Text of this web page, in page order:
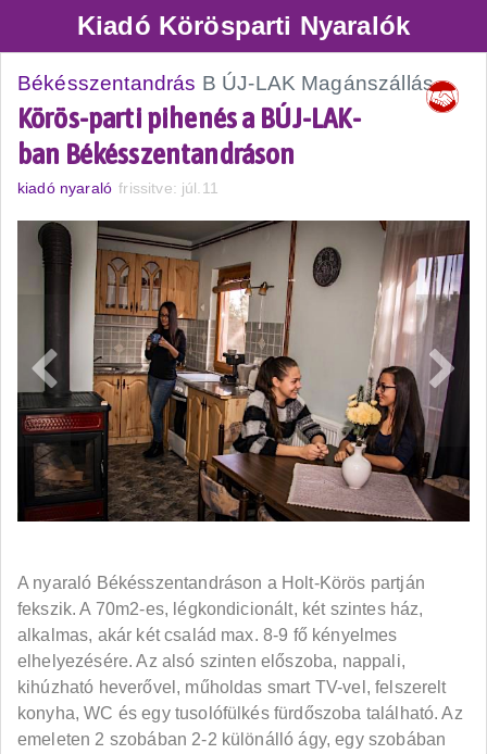
Kiadó Körösparti Nyaralók
Békésszentandrás B ÚJ-LAK Magánszállás
Körös-parti pihenés a BÚJ-LAK-
ban Békésszentandráson
kiadó nyaraló frissitve: júl.11
A nyaraló Békésszentandráson a Holt-Körös partján
fekszik. A 70m2-es, légkondicionált, két szintes ház,
alkalmas, akár két család max. 8-9 fő kényelmes
elhelyezésére. Az alsó szinten előszoba, nappali,
kihúzható heverővel, műholdas smart TV-vel, felszerelt
konyha, WC és egy tusolófülkés fürdőszoba található. Az
emeleten 2 szobában 2-2 különálló ágy, egy szobában